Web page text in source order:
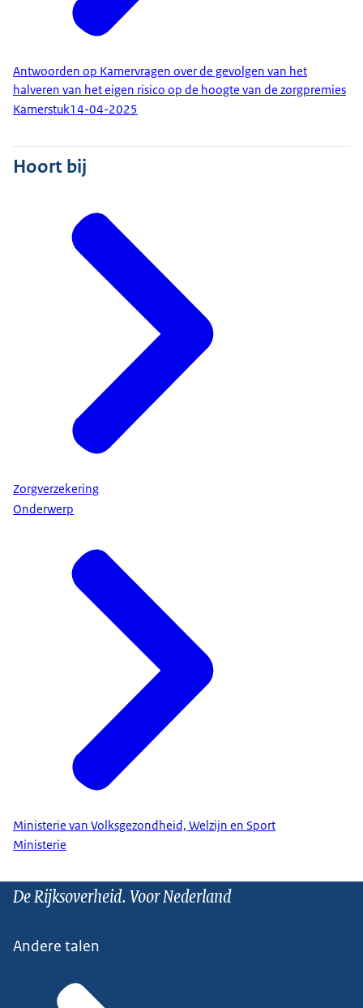
Antwoorden op Kamervragen over de gevolgen van het
halveren van het eigen risico op de hoogte van de zorgpremies
Kamerstuk14-04-2025
Hoort bij
Zorgverzekering
Onderwerp
Ministerie van Volksgezondheid, Welzijn en Sport
Ministerie
De Rijksoverheid. Voor Nederland
Andere talen